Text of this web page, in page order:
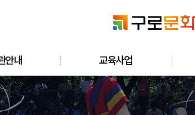
안내 교육사업